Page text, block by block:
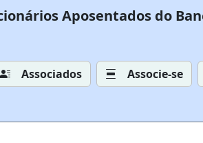
Aposentados do
Associados Associe-se